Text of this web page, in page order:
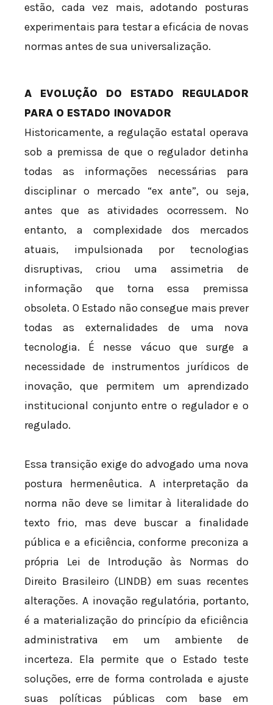
estão, cada vez mais, adotando posturas
experimentais para testar a eficácia de novas
normas antes de sua universalização.
A EVOLUÇÃO DO ESTADO REGULADOR
PARA O ESTADO INOVADOR
Historicamente, a regulação estatal operava
sob a premissa de que o regulador detinha
todas as informações necessárias para
disciplinar o mercado “ex ante”, ou seja,
antes que as atividades ocorressem. No
entanto, a complexidade dos mercados
atuais, impulsionada por tecnologias
disruptivas, criou uma assimetria de
informação que torna essa premissa
obsoleta. O Estado não consegue mais prever
todas as externalidades de uma nova
tecnologia. É nesse vácuo que surge a
necessidade de instrumentos jurídicos de
inovação, que permitem um aprendizado
institucional conjunto entre o regulador e o
regulado.
Essa transição exige do advogado uma nova
postura hermenêutica. A interpretação da
norma não deve se limitar à literalidade do
texto frio, mas deve buscar a finalidade
pública e a eficiência, conforme preconiza a
própria Lei de Introdução às Normas do
Direito Brasileiro (LINDB) em suas recentes
alterações. A inovação regulatória, portanto,
é a materialização do princípio da eficiência
administrativa em um ambiente de
incerteza. Ela permite que o Estado teste
soluções, erre de forma controlada e ajuste
suas políticas públicas com base em